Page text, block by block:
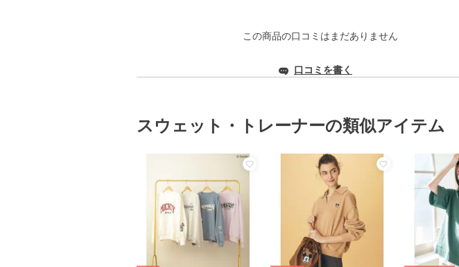
この商品の口コミはまだありません
口コミを書く
スウェット・トレーナーの類似アイテム